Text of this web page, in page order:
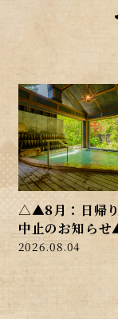
△▲8月：日帰
中止のお知ら
2026.08.04